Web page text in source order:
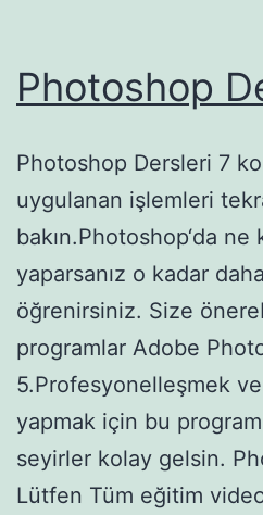
Photoshop
Photoshop Dersleri 7
uygulanan işlemleri
bakın.Photoshop‘da ne
yaparsanız o kadar
öğrenirsiniz. Size
programlar Adobe
5.Profesyonelleşmek
yapmak için bu
seyirler kolay gelsin.
Lütfen Tüm eğitim